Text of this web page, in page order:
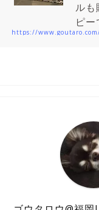
ルも
ピー